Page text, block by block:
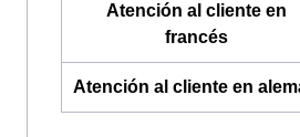
Atención al cliente en
francés
Atención al cliente en